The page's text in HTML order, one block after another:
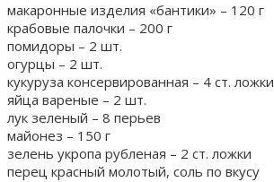
макаронные изделия «бантики» – 120 г
крабовые палочки – 200 г
помидоры – 2 шт.
огурцы – 2 шт.
кукуруза консервированная – 4 ст. ложки
яйца вареные – 2 шт.
лук зеленый – 8 перьев
майонез – 150 г
зелень укропа рубленая – 2 ст. ложки
перец красный молотый, соль по вкусу